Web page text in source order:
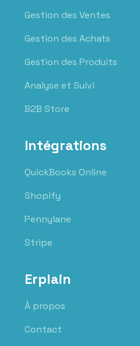
Gestion des Ventes
Gestion des Achats
Gestion des Produits
Analyse et Suivi
B2B Store
Intégrations
QuickBooks Online
Shopify
Pennylane
Stripe
Erplain
À propos
Contact